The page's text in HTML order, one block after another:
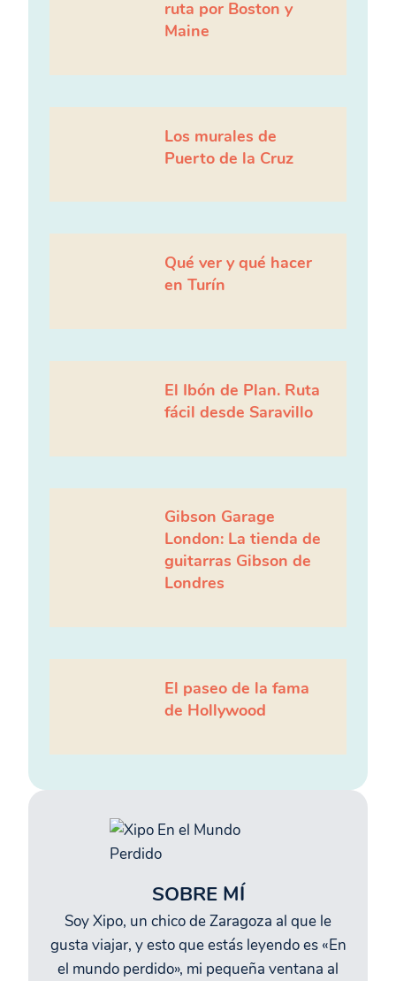
ruta por Boston y
Maine
Los murales de
Puerto de la Cruz
Qué ver y qué hacer
en Turín
El Ibón de Plan. Ruta
fácil desde Saravillo
Gibson Garage
London: La tienda de
guitarras Gibson de
Londres
El paseo de la fama
de Hollywood
SOBRE MÍ
Soy Xipo, un chico de Zaragoza al que le
gusta viajar, y esto que estás leyendo es «En
el mundo perdido», mi pequeña ventana al